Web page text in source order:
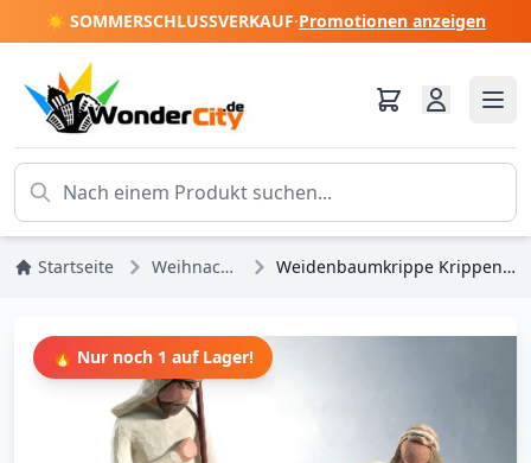
☀️ SOMMERSCHLUSSVERKAUF·Promotionen anzeigen
Startseite Weihnachten Weidenbaumkrippe Krippenfiguren
🔥 Nur noch 1 auf Lager!